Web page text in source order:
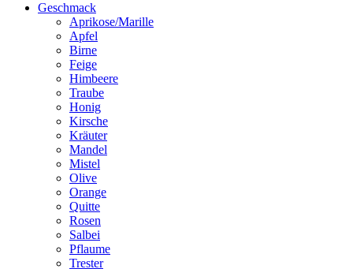
Geschmack
Aprikose/Marille
Apfel
Birne
Feige
Himbeere
Traube
Honig
Kirsche
Kräuter
Mandel
Mistel
Olive
Orange
Quitte
Rosen
Salbei
Pflaume
Trester